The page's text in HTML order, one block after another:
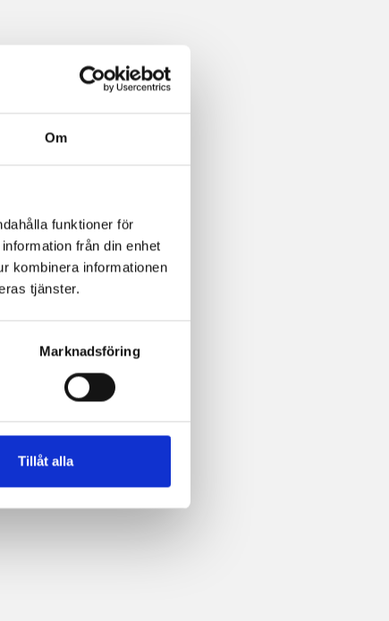
Om
funktioner för
från din enhet
kombinera informationen
tjänster.
Marknadsföring
Tillåt alla